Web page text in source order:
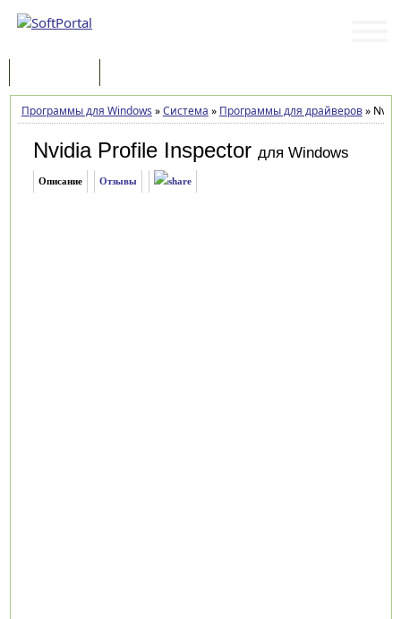
Программы для Windows »Система » Программы для драйверов»
Nvidia Profile Inspector для Windows
Описание Отзывы